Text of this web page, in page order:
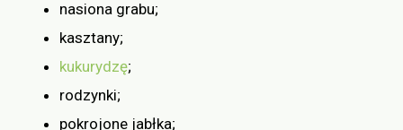
nasiona grabu;
kasztany;
kukurydzę;
rodzynki;
pokrojone jabłka;